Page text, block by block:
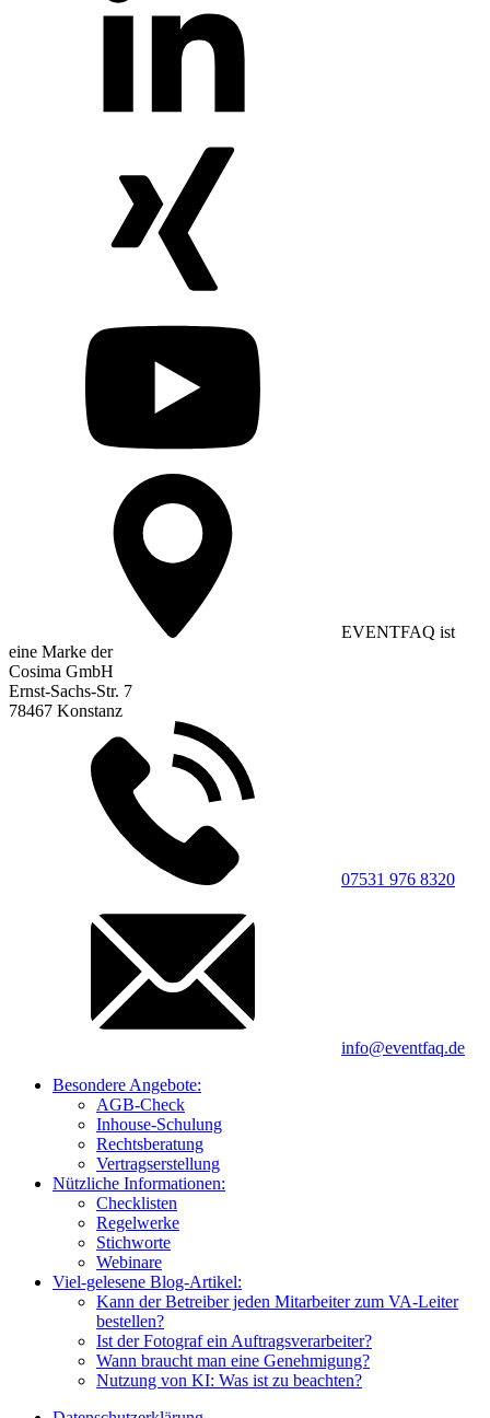
EVENTFAQ ist
eine Marke der
Cosima GmbH
Ernst-Sachs-Str. 7
78467 Konstanz
07531 976 8320
info@eventfaq.de
Besondere Angebote:
AGB-Check
Inhouse-Schulung
Rechtsberatung
Vertragserstellung
Nützliche Informationen:
Checklisten
Regelwerke
Stichworte
Webinare
Viel-gelesene Blog-Artikel:
Kann der Betreiber jeden Mitarbeiter zum VA-Leiter
bestellen?
Ist der Fotograf ein Auftragsverarbeiter?
Wann braucht man eine Genehmigung?
Nutzung von KI: Was ist zu beachten?